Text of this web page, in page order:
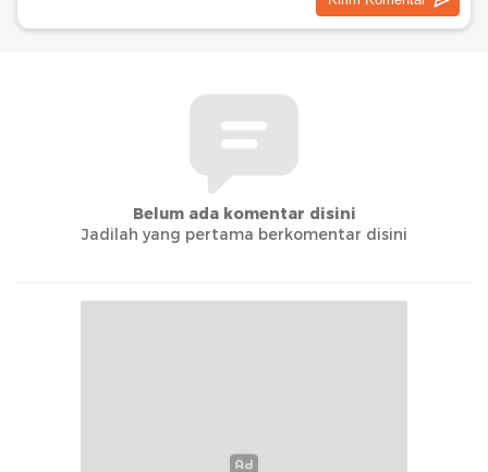
Belum ada komentar disini
Jadilah yang pertama berkomentar disini